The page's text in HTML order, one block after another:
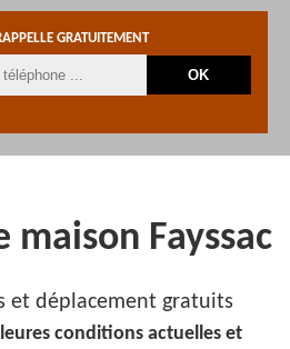
GRATUITEMENT
maison Fayssac
et déplacement gratuits
conditions actuelles et